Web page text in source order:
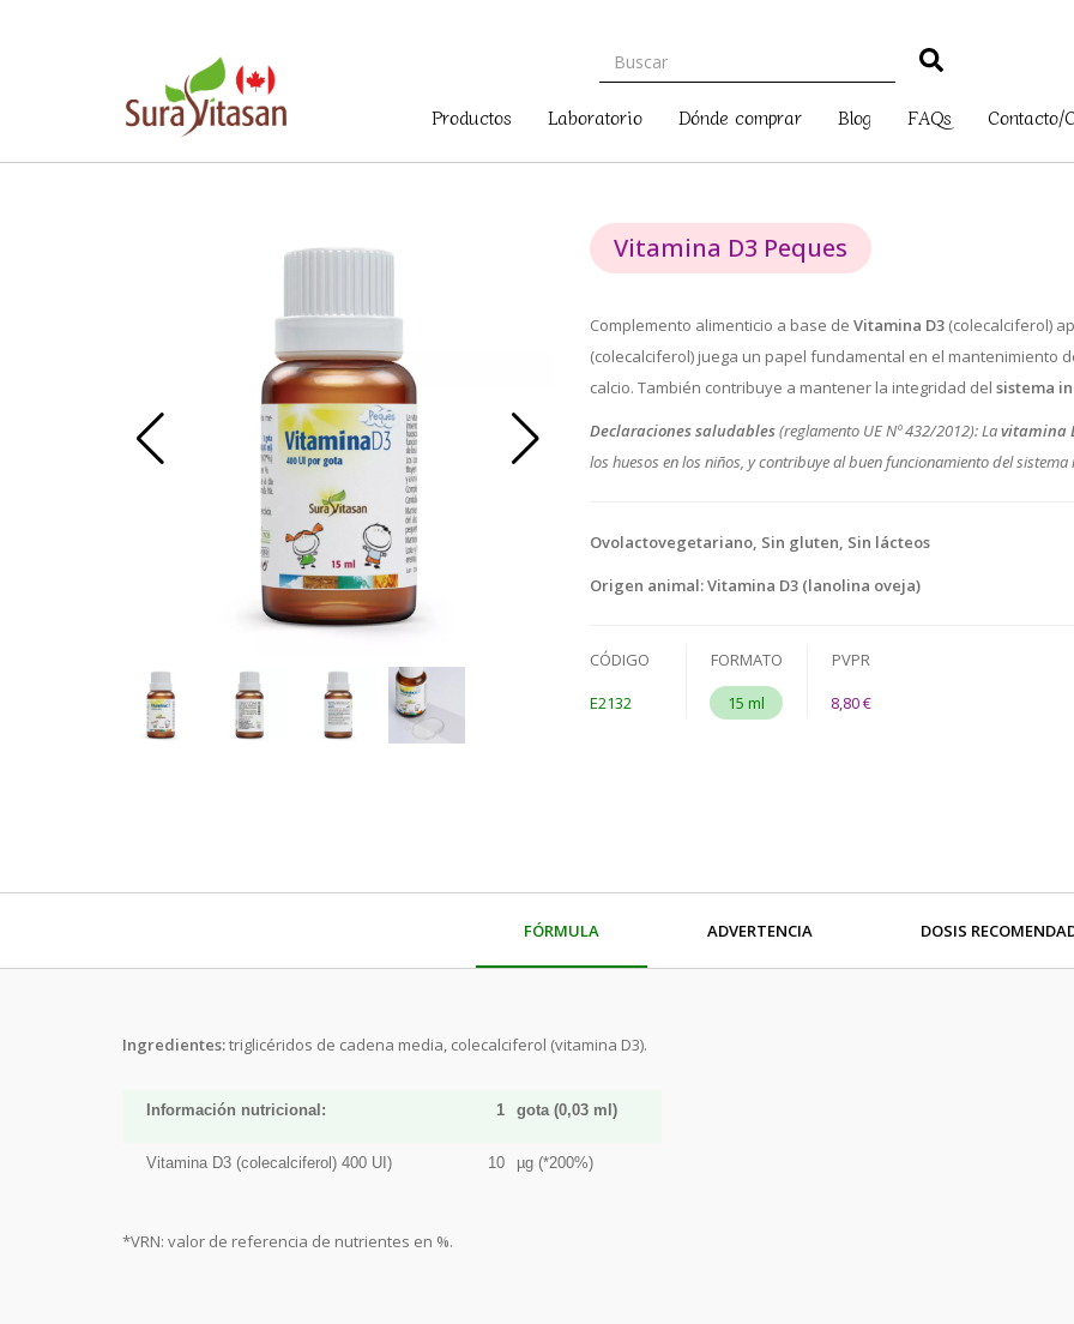
Productos Laboratorio Dónde comprar Blog FAQs Contacto/
Vitamina D3 Peques
Complemento alimenticio a base de Vitamina D3 (colecalciferol)
(colecalciferol) juega un papel fundamental en el mantenimiento
calcio. También contribuye a mantener la integridad del sistema
Declaraciones saludables(reglamento UE Nº 432/2012): Lavitamina
los huesos en los niños, y contribuye al buen funcionamiento del
Ovolactovegetariano, Sin gluten, Sin lácteos
Origen animal: Vitamina D3 (lanolina oveja)
CÓDIGO
E2132
FORMATO
15 ml
PVPR
8,80 €
FÓRMULA ADVERTENCIA DOSIS
Ingredientes:triglicéridos de cadena media, colecalciferol (vitamina D3).
Información nutricional: 1 gota (0,03 ml)
Vitamina D3 (colecalciferol) 400 UI) 10 µg (*200%)
*VRN: valor de referencia de nutrientes en %.